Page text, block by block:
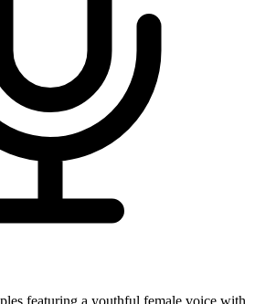
featuring a youthful female voice with